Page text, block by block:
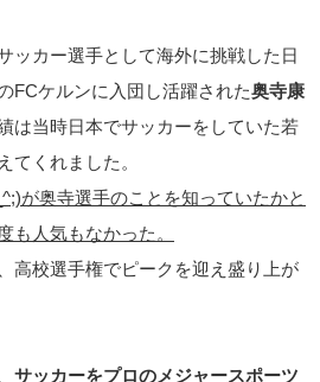
ッカー選手として海外に挑戦した日
FCケルンに入団し活躍された奥寺康
は当時日本でサッカーをしていた若
てくれました。
が奥寺選手のことを知っていたかと
も人気もなかった。
高校選手権でピークを迎え盛り上が
サッカーをプロのメジャースポーツ